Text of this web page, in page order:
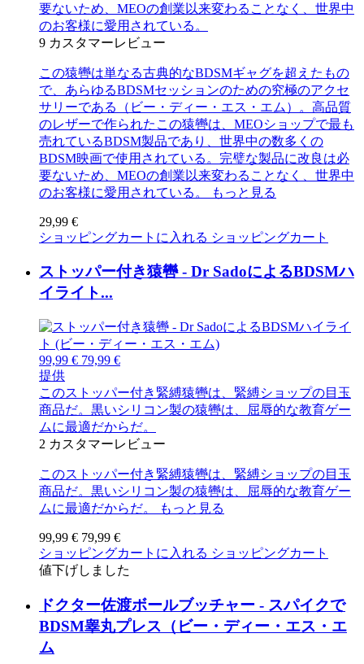
要ないため、MEOの創業以来変わることなく、世界中
のお客様に愛用されている。
9 カスタマーレビュー
この猿轡は単なる古典的なBDSMギャグを超えたもの
で、あらゆるBDSMセッションのための究極のアクセ
サリーである（ビー・ディー・エス・エム）。高品質
のレザーで作られたこの猿轡は、MEOショップで最も
売れているBDSM製品であり、世界中の数多くの
BDSM映画で使用されている。完璧な製品に改良は必
要ないため、MEOの創業以来変わることなく、世界中
のお客様に愛用されている。
もっと見る
29,99 €
ショッピングカートに入れる ショッピングカート
ストッパー付き猿轡 - Dr SadoによるBDSMハ
イライト...
99,99 € 79,99 €
提供
このストッパー付き緊縛猿轡は、緊縛ショップの目玉
商品だ。黒いシリコン製の猿轡は、屈辱的な教育ゲー
ムに最適だからだ。
2 カスタマーレビュー
このストッパー付き緊縛猿轡は、緊縛ショップの目玉
商品だ。黒いシリコン製の猿轡は、屈辱的な教育ゲー
ムに最適だからだ。
もっと見る
99,99 € 79,99 €
ショッピングカートに入れる ショッピングカート
値下げしました
ドクター佐渡ボールブッチャー - スパイクで
BDSM睾丸プレス（ビー・ディー・エス・エ
ム